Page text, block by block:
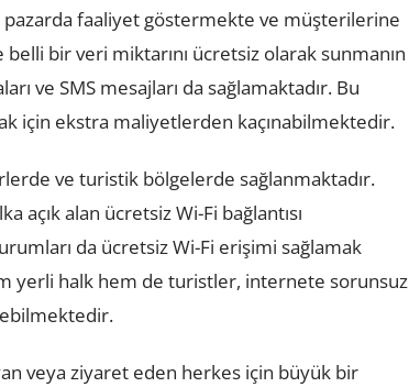
faaliyet göstermekte ve müşterilerine
bir veri miktarını ücretsiz olarak sunmanın
ve SMS mesajları da sağlamaktadır. Bu
için ekstra maliyetlerden kaçınabilmektedir.
ve turistik bölgelerde sağlanmaktadır.
açık alan ücretsiz Wi-Fi bağlantısı
da ücretsiz Wi-Fi erişimi sağlamak
yerli halk hem de turistler, internete sorunsuz
veya ziyaret eden herkes için büyük bir